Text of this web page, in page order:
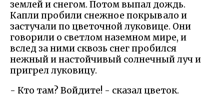
землей и снегом. Потом выпал дождь.
Капли пробили снежное покрывало и
застучали по цветочной луковице. Они
говорили о светлом наземном мире, и
вслед за ними сквозь снег пробился
нежный и настойчивый солнечный луч и
пригрел луковицу.
- Кто там? Войдите! - сказал цветок.